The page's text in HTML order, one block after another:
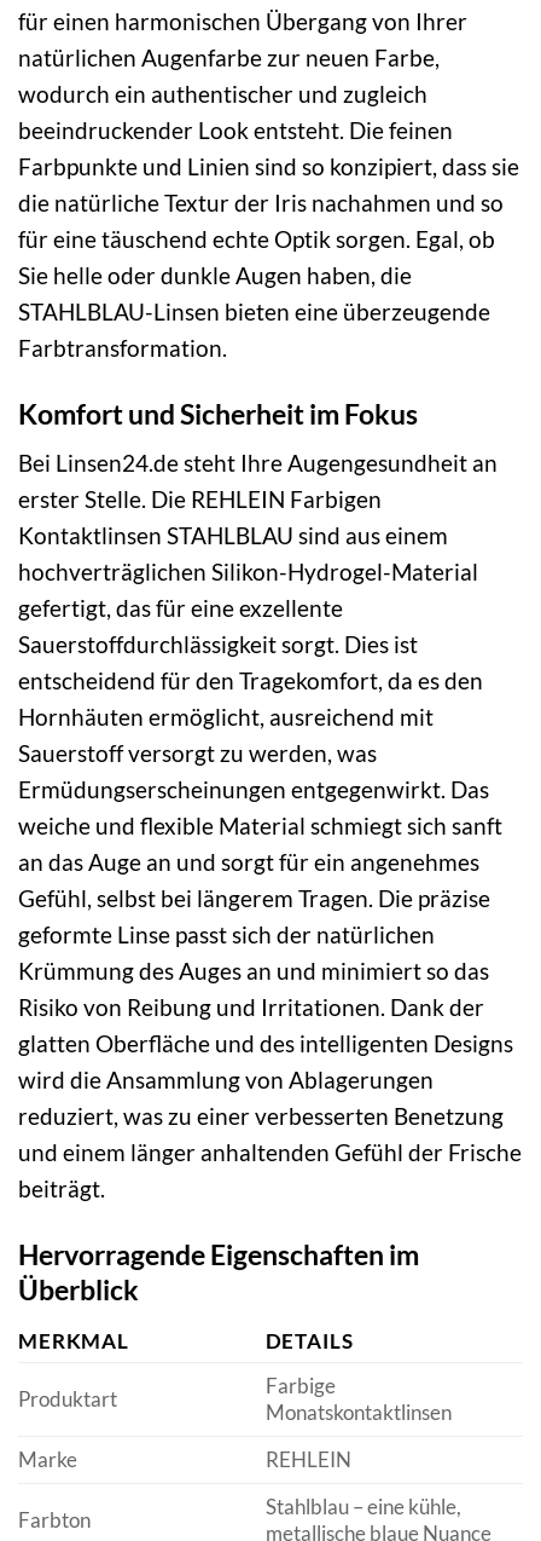
für einen harmonischen Übergang von Ihrer
natürlichen Augenfarbe zur neuen Farbe,
wodurch ein authentischer und zugleich
beeindruckender Look entsteht. Die feinen
Farbpunkte und Linien sind so konzipiert, dass sie
die natürliche Textur der Iris nachahmen und so
für eine täuschend echte Optik sorgen. Egal, ob
Sie helle oder dunkle Augen haben, die
STAHLBLAU-Linsen bieten eine überzeugende
Farbtransformation.
Komfort und Sicherheit im Fokus
Bei Linsen24.de steht Ihre Augengesundheit an
erster Stelle. Die REHLEIN Farbigen
Kontaktlinsen STAHLBLAU sind aus einem
hochverträglichen Silikon-Hydrogel-Material
gefertigt, das für eine exzellente
Sauerstoffdurchlässigkeit sorgt. Dies ist
entscheidend für den Tragekomfort, da es den
Hornhäuten ermöglicht, ausreichend mit
Sauerstoff versorgt zu werden, was
Ermüdungserscheinungen entgegenwirkt. Das
weiche und flexible Material schmiegt sich sanft
an das Auge an und sorgt für ein angenehmes
Gefühl, selbst bei längerem Tragen. Die präzise
geformte Linse passt sich der natürlichen
Krümmung des Auges an und minimiert so das
Risiko von Reibung und Irritationen. Dank der
glatten Oberfläche und des intelligenten Designs
wird die Ansammlung von Ablagerungen
reduziert, was zu einer verbesserten Benetzung
und einem länger anhaltenden Gefühl der Frische
beiträgt.
Hervorragende Eigenschaften im
Überblick
MERKMAL DETAILS
Produktart
Farbige
Monatskontaktlinsen
Marke
REHLEIN
Farbton
Stahlblau – eine kühle,
metallische blaue Nuance